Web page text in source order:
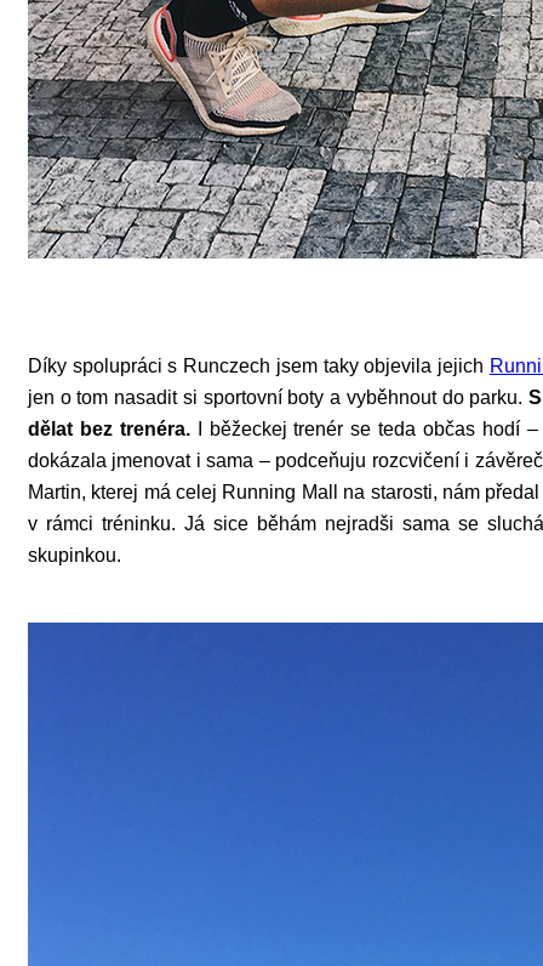
Díky spolupráci s Runczech jsem taky objevila jejich
jen o tom nasadit si sportovní boty a vyběhnout do parku.
dělat bez trenéra.
I běžeckej trenér se teda občas hodí
dokázala jmenovat i sama – podceňuju rozcvičení i
Martin, kterej má celej Running Mall na starosti, nám
v rámci tréninku. Já sice běhám nejradši sama se
skupinkou.